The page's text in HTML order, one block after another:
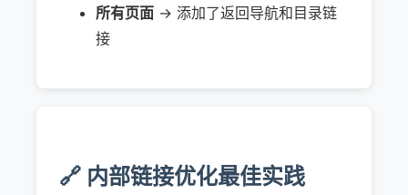
所有页面 → 添加了返回导航和目录链
接
🔗 内部链接优化最佳实践